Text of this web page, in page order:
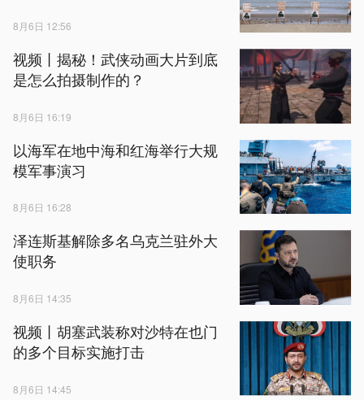
8月6日 12:56
视频丨揭秘！武侠动画大片到底
是怎么拍摄制作的？
8月6日 16:19
以海军在地中海和红海举行大规
模军事演习
8月6日 16:28
泽连斯基解除多名乌克兰驻外大
使职务
8月6日 14:35
视频丨胡塞武装称对沙特在也门
的多个目标实施打击
8月6日 14:45